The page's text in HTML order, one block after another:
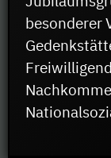
besonderer